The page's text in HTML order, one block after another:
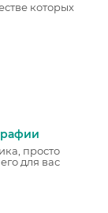
которых
просто
для вас